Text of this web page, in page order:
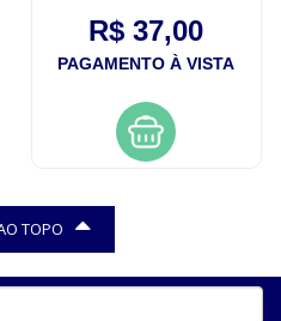
R$ 37,00
PAGAMENTO À VISTA
TOPO